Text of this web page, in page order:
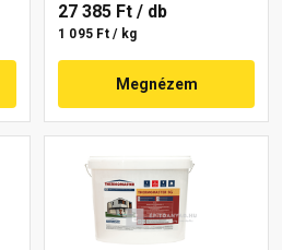
27 385 Ft / db
1 095 Ft / kg
Megnézem